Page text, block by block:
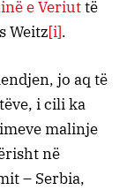
e Veriuttë
Weitz[i].
jo aq të
i cili ka
malinje
në
– Serbia,